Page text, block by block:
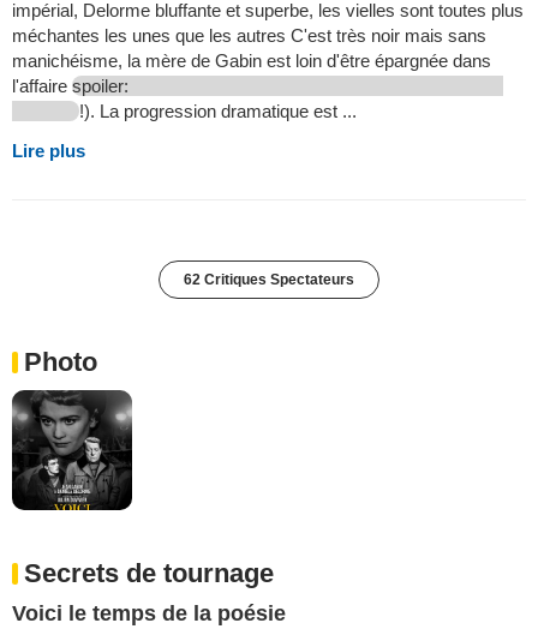
impérial, Delorme bluffante et superbe, les vielles sont toutes plus
méchantes les unes que les autres C'est très noir mais sans
manichéisme, la mère de Gabin est loin d'être épargnée dans
l'affaire spoiler:
!). La progression dramatique est ...
Lire plus
62 Critiques Spectateurs
Photo
Secrets de tournage
Voici le temps de la poésie